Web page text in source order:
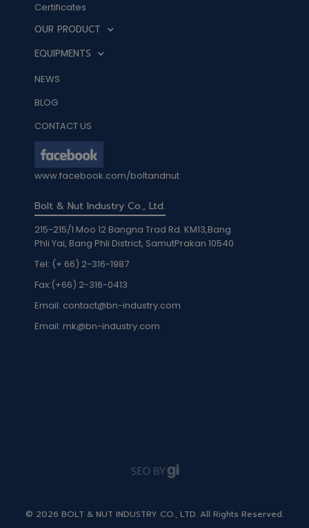
Certificates
OUR PRODUCT
EQUIPMENTS
NEWS
BLOG
CONTACT US
www.facebook.com/boltandnut
Bolt & Nut Industry Co., Ltd.
215-215/1 Moo 12 Bangna Trad Rd. KM13,Bang
Phli Yai, Bang Phli District, SamutPrakan 10540
Tel: (+ 66) 2-316-1987
Fax:(+66) 2-316-0413
Email: contact@bn-industry.com
Email: mk@bn-industry.com
© 2026 BOLT & NUT INDUSTRY CO., LTD.​ All Rights Reserved.